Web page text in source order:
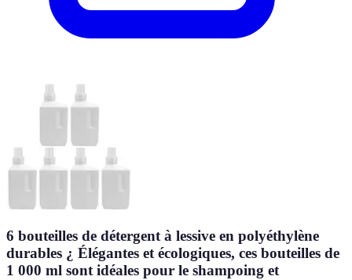
6 bouteilles de détergent à lessive en polyéthylène
durables ¿ Élégantes et écologiques, ces bouteilles de
1 000 ml sont idéales pour le shampoing et